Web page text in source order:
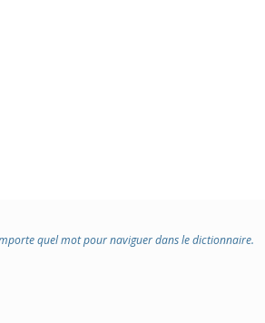
quel mot pour naviguer dans le dictionnaire.